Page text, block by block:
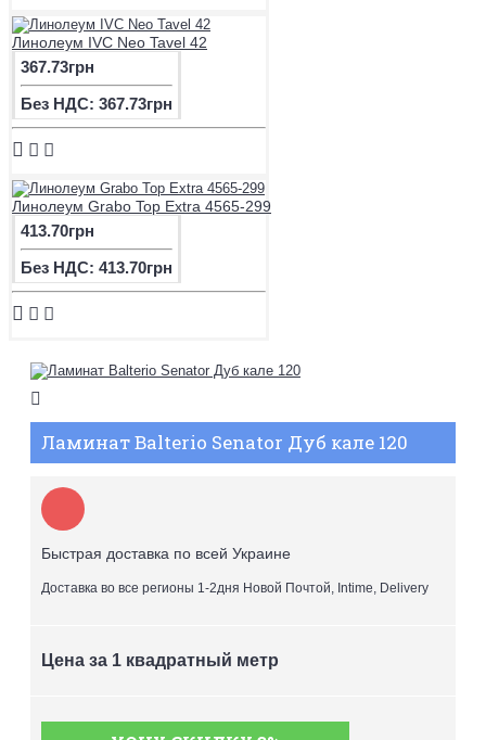
Линолеум IVC Neo Tavel 42
367.73грн
Без НДС: 367.73грн
Линолеум Grabo Top Extra 4565-299
413.70грн
Без НДС: 413.70грн
Ламинат Balterio Senator Дуб кале 120
Быстрая доставка по всей Украине
Доставка во все регионы 1-2дня Новой Почтой, Intime, Delivery
Цена за 1 квадратный метр